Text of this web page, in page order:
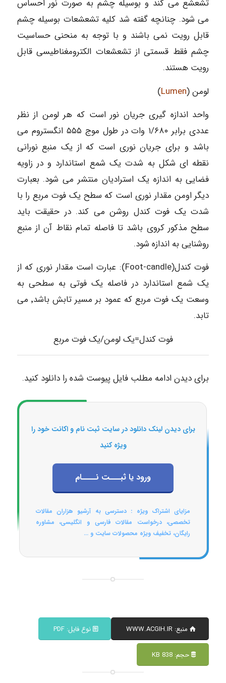
تشعشع می کند و بوسیله چشم به صورت نور احساس
می شود. چنانچه گفته شد کلیه تشعشعات بوسیله چشم
قابل رویت نمی باشند و با توجه به منحنی حساسیت
چشم فقط قسمتی از تشعشعات الکترومغناطیسی قابل
رویت هستند.
لومن (Lumen
)
واحد اندازه گیری جریان نور است که هر لومن از نظر
عددی برابر ۱/۶۸۰ وات در طول موج ۵۵۵ انگستروم می
باشد و برای جریان نوری است که از یک منبع نورانی
نقطه ای شکل به شدت یک شمع استاندارد و در زاویه
فضایی به اندازه یک استرادیان منتشر می شود. بعبارت
دیگر اومن مقدار نوری است که سطح یک فوت مربع را با
شدت یک فوت کندل روشن می کند. در حقیقت باید
سطح مذکور کروی باشد تا فاصله تمام نقاط آن از منبع
روشنایی به اندازه شود.
فوت کندل(Foot-candle): عبارت است مقدار نوری که از
یک شمع استاندارد در فاصله یک فوتی به سطحی به
وسعت یک فوت مربع که عمود بر مسیر تابش باشد٬ می
تابد.
فوت کندل=یک لومن/یک فوت مربع
برای دیدن ادامه مطلب فایل پیوست شده را دانلود کنید.
برای دیدن لینک دانلود در سایت ثبت نام و اکانت خود را
ویژه کنید
ورود یا ثبـــت نــــام
مزایای اشتراک ویژه : دسترسی به آرشیو هزاران مقالات
تخصصی، درخواست مقالات فارسی و انگلیسی، مشاوره
رایگان، تخفیف ویژه محصولات سایت و ...
منبع: WWW.ACGIH.IR نوع فایل: PDF
حجم: 838 KB